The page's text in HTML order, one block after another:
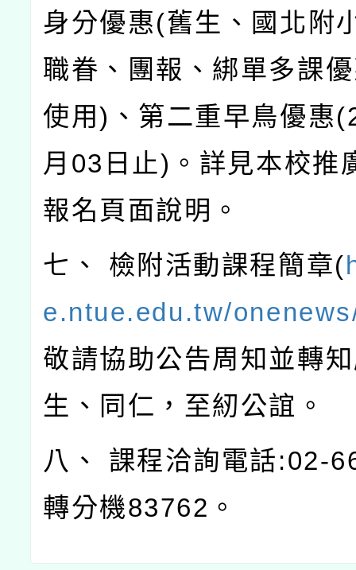
身分優惠(舊生、國北附
職眷、團報、綁單多課
使用)、第二重早鳥優惠
月03日止)。詳見本校推
報名頁面說明。
七、 檢附活動課程簡章(
e.ntue.edu.tw/
敬請協助公告周知並轉
生、同仁，至紉公誼。
八、 課程洽詢電話:02-
轉分機83762。